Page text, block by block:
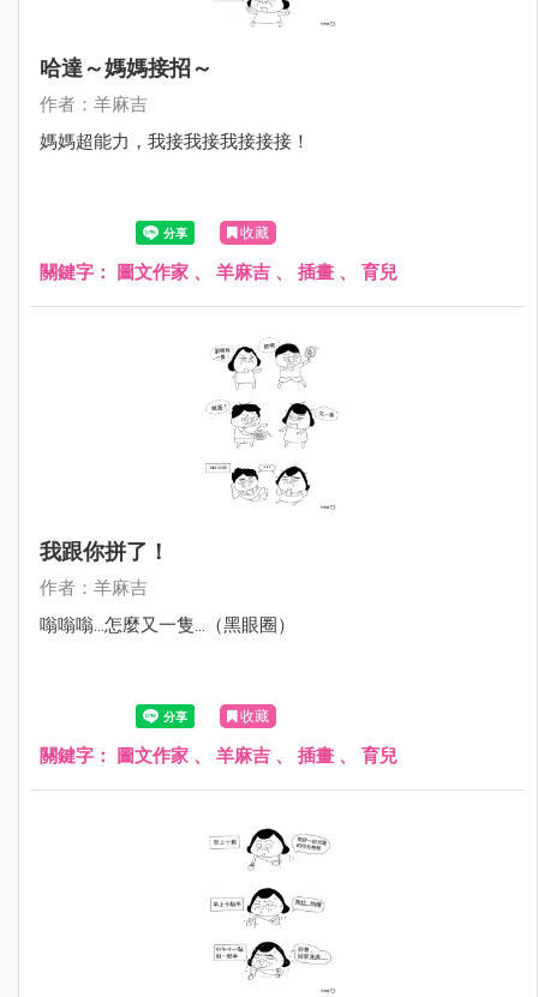
哈達～媽媽接招～
作者：羊麻吉
媽媽超能力，我接我接我接接接！
收藏
關鍵字： 圖文作家 、 羊麻吉 、 插畫 、 育兒
我跟你拼了！
作者：羊麻吉
嗡嗡嗡...怎麼又一隻...（黑眼圈）
收藏
關鍵字： 圖文作家 、 羊麻吉 、 插畫 、 育兒